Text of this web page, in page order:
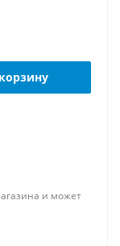
и может